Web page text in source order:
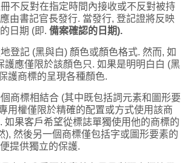
不反對在指定時間內接收或不反對被持
應由書記官長發行. 當發行, 登記證將反映
日期 (即. 備案確認的日期).
登記 (黑與白) 顏色或顏色格式. 然而, 如
護應僅限於該顏色只. 如果是明明白白 (黑
護商標的呈現各種顏色.
商標相結合 (其中既包括詞元素和圖形要
用權僅限於精確的配置或方式使用該商
如果客戶希望從標誌單獨使用他的商標的
), 然後另一個商標僅包括字或圖形要素的
提供獨立的保護.